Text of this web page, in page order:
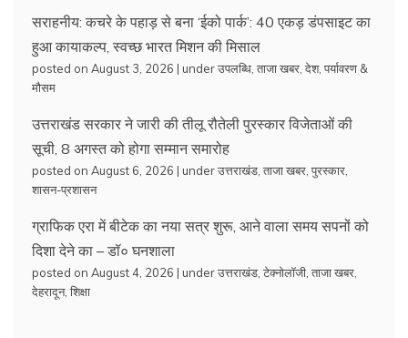
सराहनीय: कचरे के पहाड़ से बना ‘ईको पार्क’: 40 एकड़ डंपसाइट का
हुआ कायाकल्प, स्वच्छ भारत मिशन की मिसाल
posted on August 3, 2026 | underउपलब्धि ताजा खबर देश, पर्यावरण &
मौसम
उत्तराखंड सरकार ने जारी की तीलू रौतेली पुरस्कार विजेताओं की
सूची, 8 अगस्त को होगा सम्मान समारोह
posted on August 6, 2026 | underउत्तराखंड ताजा खबर पुरस्कार
शासन-प्रशासन
ग्राफिक एरा में बीटेक का नया सत्र शुरू, आने वाला समय सपनों को
दिशा देने का – डॉ० घनशाला
posted on August 4, 2026 | underउत्तराखंड टेक्नोलॉजी ताजा खबर
देहरादून, शिक्षा